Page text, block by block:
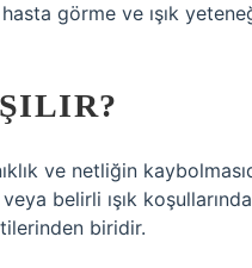
görme ve ışık
ve netliğin
belirli ışık koşullarında
biridir.